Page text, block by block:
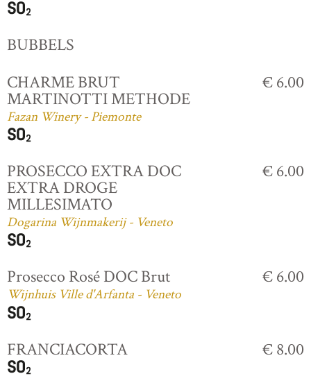
BUBBELS
CHARME BRUT
MARTINOTTI METHODE
Fazan Winery - Piemonte
€ 6.00
PROSECCO EXTRA DOC
EXTRA DROGE
MILLESIMATO
Dogarina Wijnmakerij - Veneto
€ 6.00
Prosecco Rosé DOC Brut
Wijnhuis Ville d'Arfanta - Veneto
€ 6.00
FRANCIACORTA € 8.00